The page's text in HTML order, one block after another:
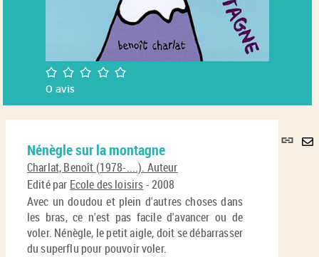
/5
0avis
Lien
Nénègle sur la montagne
Charlat, Benoît (1978-....). Auteur
Edité par Ecole des loisirs- 2008
Avec un doudou et plein d'autres choses dans
les bras, ce n'est pas facile d'avancer ou de
voler. Nénègle, le petit aigle, doit se débarrasser
du superflu pour pouvoir voler.